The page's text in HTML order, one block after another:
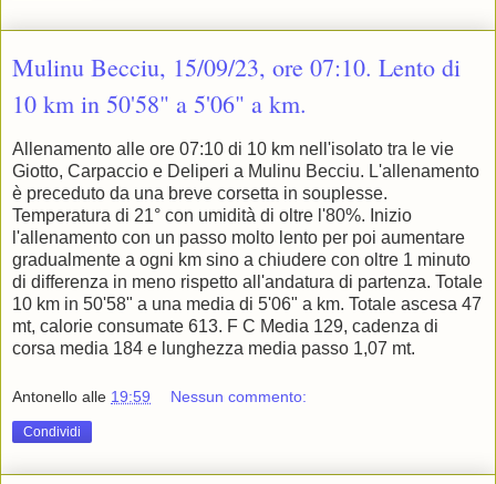
Mulinu Becciu, 15/09/23, ore 07:10. Lento di
10 km in 50'58" a 5'06" a km.
Allenamento alle ore 07:10 di 10 km nell'isolato tra le vie
Giotto, Carpaccio e Deliperi a Mulinu Becciu. L'allenamento
è preceduto da una breve corsetta in souplesse.
Temperatura di 21° con umidità di oltre l'80%. Inizio
l'allenamento con un passo molto lento per poi aumentare
gradualmente a ogni km sino a chiudere con oltre 1 minuto
di differenza in meno rispetto all'andatura di partenza. Totale
10 km in 50'58" a una media di 5'06" a km. Totale ascesa 47
mt, calorie consumate 613. F C Media 129, cadenza di
corsa media 184 e lunghezza media passo 1,07 mt.
Antonello alle 19:59 Nessun commento:
Condividi